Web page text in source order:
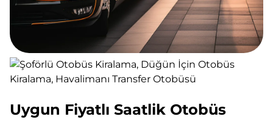
Uygun Fiyatlı Saatlik Otobüs